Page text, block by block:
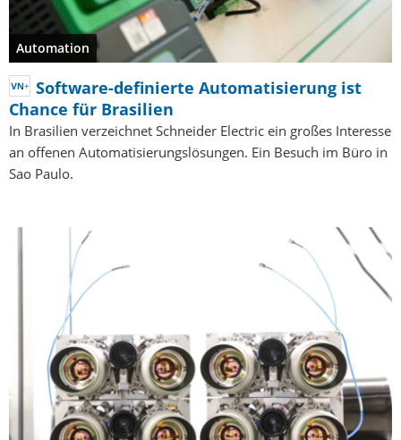
Automation
Software-definierte Automatisierung ist
Chance für Brasilien
In Brasilien verzeichnet Schneider Electric ein großes Interesse
an offenen Automatisierungslösungen. Ein Besuch im Büro in
Sao Paulo.